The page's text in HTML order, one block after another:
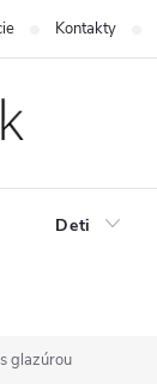
Kontakty
Deti
glazúrou